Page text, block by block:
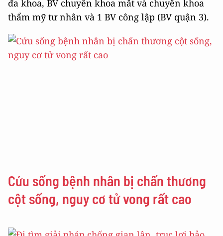
đa khoa, BV chuyên khoa mắt và chuyên khoa
thẩm mỹ tư nhân và 1 BV công lập (BV quận 3).
Cứu sống bệnh nhân bị chấn thương
cột sống, nguy cơ tử vong rất cao